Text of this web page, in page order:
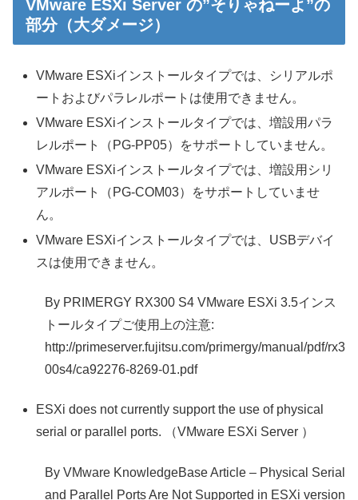
VMware ESXi Server の”そりゃねーよ”の
部分（大ダメージ）
VMware ESXiインストールタイプでは、シリアルポ
ートおよびパラレルポートは使用できません。
VMware ESXiインストールタイプでは、増設用パラ
レルポート（PG-PP05）をサポートしていません。
VMware ESXiインストールタイプでは、増設用シリ
アルポート（PG-COM03）をサポートしていませ
ん。
VMware ESXiインストールタイプでは、USBデバイ
スは使用できません。
By PRIMERGY RX300 S4 VMware ESXi 3.5インス
トールタイプご使用上の注意:
http://primeserver.fujitsu.com/primergy/manual/pdf/rx3
00s4/ca92276-8269-01.pdf
ESXi does not currently support the use of physical
serial or parallel ports. （VMware ESXi Server ）
By VMware KnowledgeBase Article – Physical Serial
and Parallel Ports Are Not Supported in ESXi version